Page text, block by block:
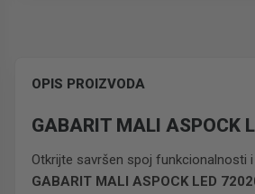
OPIS PROIZVODA
GABARIT MALI ASPOCK
Otkrijte savršen spoj funkcionalnosti
GABARIT MALI ASPOCK LED